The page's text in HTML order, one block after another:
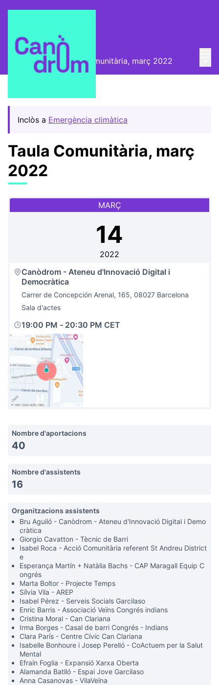
📅 Trobades / Taula Comunitària, març 2022
Inclòs a Emergència climàtica
Taula Comunitària, març
2022
MARÇ
14
2022
Canòdrom - Ateneu d'Innovació Digital i
Democràtica
Carrer de Concepción Arenal, 165, 08027 Barcelona
Sala d'actes
19:00 PM - 20:30 PM CET
Nombre d'aportacions
40
Nombre d'assistents
16
Organitzacions assistents
Bru Aguiló - Canòdrom - Ateneu d'Innovació Digital i Demo
cràtica
Giorgio Cavatton - Tècnic de Barri
Isabel Roca - Acció Comunitària referent St Andreu District
e
Esperança Martín + Natàlia Bachs - CAP Maragall Equip C
ongrés
Marta Boltor - Projecte Temps
Sílvia Vila - AREP
Isabel Pérez - Serveis Socials Garcilaso
Enric Barris - Associació Veïns Congrés indians
Cristina Moral - Can Clariana
Irma Borges - Casal de barri Congrés - Indians
Clara París - Centre Cívic Can Clariana
Isabelle Bonhoure i Josep Perelló - CoActuem per la Salut
Mental
Efraín Foglia - Expansió Xarxa Oberta
Alamanda Batlló - Espai Jove Garcilaso
Anna Casanovas - VilaVeïna